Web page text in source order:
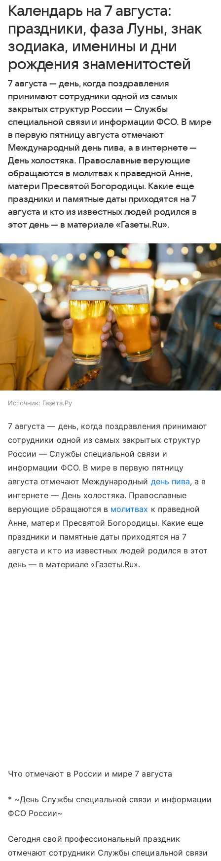
Календарь на 7 августа:
праздники, фаза Луны, знак
зодиака, именины и дни
рождения знаменитостей
7 августа — день, когда поздравления
принимают сотрудники одной из самых
закрытых структур России — Службы
специальной связи и информации ФСО. В мире
в первую пятницу августа отмечают
Международный день пива, а в интернете —
День холостяка. Православные верующие
обращаются в молитвах к праведной Анне,
матери Пресвятой Богородицы. Какие еще
праздники и памятные даты приходятся на 7
августа и кто из известных людей родился в
этот день — в материале «Газеты.Ru».
Источник: Газета.Ру
7 августа — день, когда поздравления принимают
сотрудники одной из самых закрытых структур
России — Службы специальной связи и
информации ФСО. В мире в первую пятницу
августа отмечают Международный день пива, а в
интернете — День холостяка. Православные
верующие обращаются в молитвах к праведной
Анне, матери Пресвятой Богородицы. Какие еще
праздники и памятные даты приходятся на 7
августа и кто из известных людей родился в этот
день — в материале «Газеты.Ru».
Что отмечают в России и мире 7 августа
* ~День Службы специальной связи и информации
ФСО России~
Сегодня свой профессиональный праздник
отмечают сотрудники Службы специальной связи